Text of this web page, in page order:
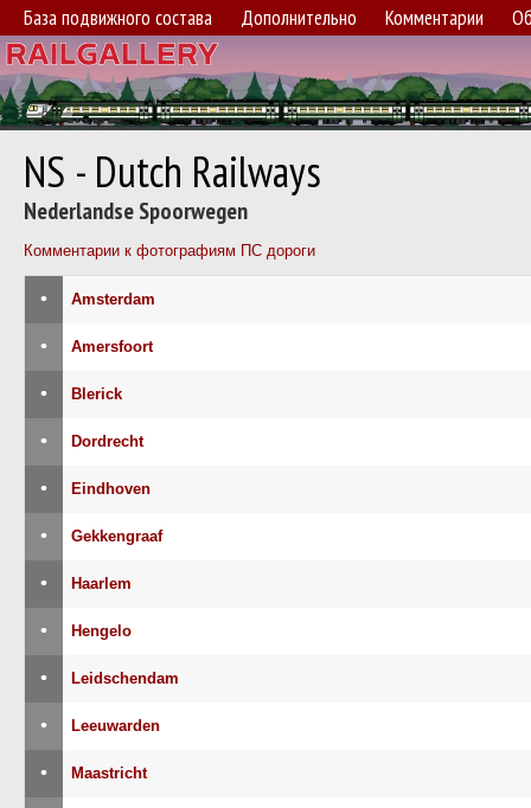
База подвижного состава Дополнительно Комментарии
NS - Dutch Railways
Nederlandse Spoorwegen
Комментарии к фотографиям ПС дороги
• Amsterdam
• Amersfoort
• Blerick
• Dordrecht
• Eindhoven
• Gekkengraaf
• Haarlem
• Hengelo
• Leidschendam
• Leeuwarden
• Maastricht